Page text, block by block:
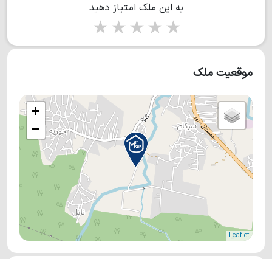
به این ملک امتیاز دهید
5 stars
4 stars
3 stars
2 stars
موقعیت ملک
+
−
Leaflet